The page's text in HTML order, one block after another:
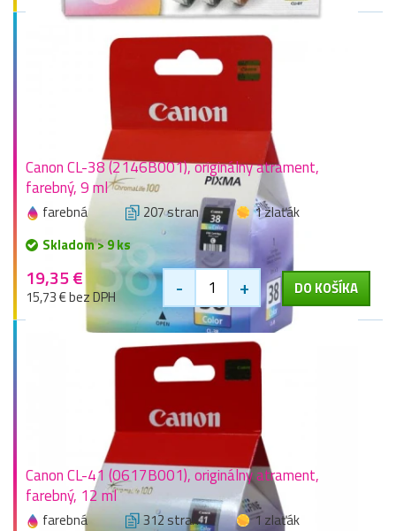
Canon CL-38 (2146B001), originálny atrament,
farebný, 9 ml
farebná 207 stran
1 zlaťák
Skladom > 9 ks
19,35 €
15,73 € bez DPH - + DO KOŠÍKA
Canon CL-41 (0617B001), originálny atrament,
farebný, 12 ml
farebná 312 stran
1 zlaťák